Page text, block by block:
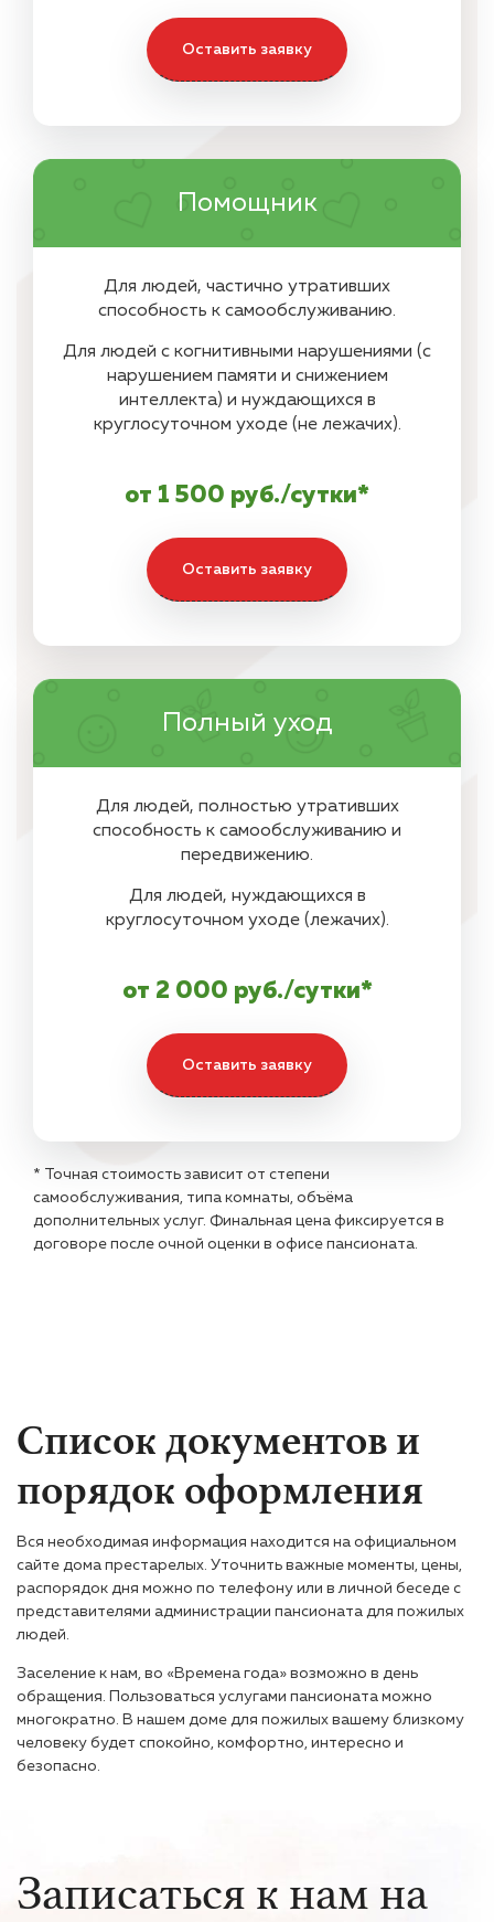
Оставить заявку
Помощник
Для людей, частично утративших
способность к самообслуживанию.
Для людей с когнитивными нарушениями (с
нарушением памяти и снижением
интеллекта) и нуждающихся в
круглосуточном уходе (не лежачих).
от 1 500 руб./сутки*
Оставить заявку
Полный уход
Для людей, полностью утративших
способность к самообслуживанию и
передвижению.
Для людей, нуждающихся в
круглосуточном уходе (лежачих).
от 2 000 руб./сутки*
Оставить заявку
* Точная стоимость зависит от степени
самообслуживания, типа комнаты, объёма
дополнительных услуг. Финальная цена фиксируется в
договоре после очной оценки в офисе пансионата.
Список документов и
порядок оформления
Вся необходимая информация находится на официальном
сайте дома престарелых. Уточнить важные моменты, цены,
распорядок дня можно по телефону или в личной беседе с
представителями администрации пансионата для пожилых
людей.
Заселение к нам, во «Времена года» возможно в день
обращения. Пользоваться услугами пансионата можно
многократно. В нашем доме для пожилых вашему близкому
человеку будет спокойно, комфортно, интересно и
безопасно.
Записаться к нам на